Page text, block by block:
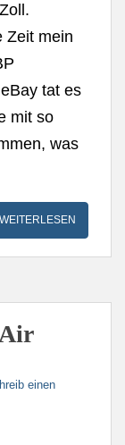
Zeit mein
tat es
mit so
was
WEITERLESEN
einen